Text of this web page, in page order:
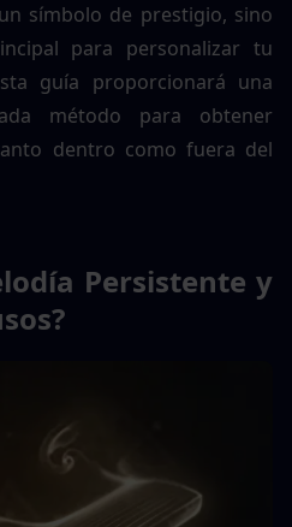
símbolo de prestigio, sino
para personalizar tu
guía proporcionará una
método para obtener
dentro como fuera del
Persistente y